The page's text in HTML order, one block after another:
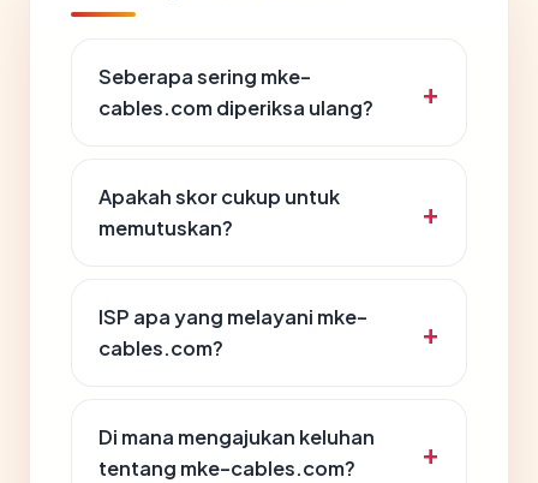
Seberapa sering mke-
cables.com diperiksa ulang?
Apakah skor cukup untuk
memutuskan?
ISP apa yang melayani mke-
cables.com?
Di mana mengajukan keluhan
tentang mke-cables.com?